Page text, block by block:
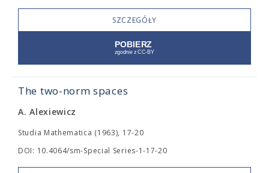
SZCZEGÓŁY
The two-norm spaces
A. Alexiewicz
Studia Mathematica (1963), 17-20
DOI: 10.4064/sm-Special Series-1-17-20